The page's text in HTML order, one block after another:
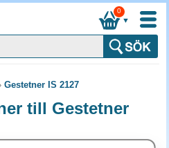
▼
0
Gestetner IS 2127
till Gestetner